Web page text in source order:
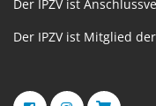
Der IPZV ist
Der IPZV ist Mitglied der